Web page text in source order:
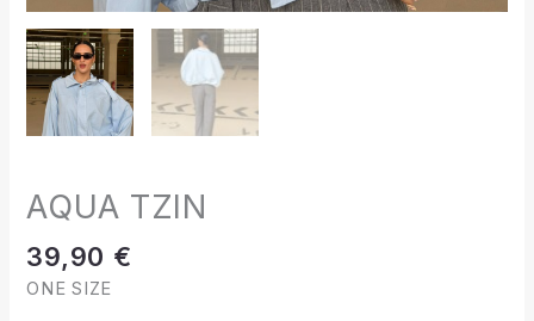
AQUA TZIN
39,90 €
ONE SIZE